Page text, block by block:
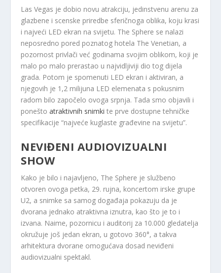
Las Vegas je dobio novu atrakciju, jedinstvenu arenu za
glazbene i scenske priredbe sferičnoga oblika, koju krasi
i najveći LED ekran na svijetu. The Sphere se nalazi
neposredno pored poznatog hotela The Venetian, a
pozornost privlači već godinama svojim oblikom, koji je
malo po malo prerastao u najvidljiviji dio tog dijela
grada. Potom je spomenuti LED ekran i aktiviran, a
njegovih je 1,2 milijuna LED elemenata s pokusnim
radom bilo započelo ovoga srpnja. Tada smo objavili i
poneštoatraktivnih snimki te prve dostupne tehničke
specifikacije “najveće kuglaste građevine na svijetu”.
NEVIĐENI AUDIOVIZUALNI
SHOW
Kako je bilo i najavljeno, The Sphere je službeno
otvoren ovoga petka, 29. rujna, koncertom irske grupe
U2, a snimke sa samog događaja pokazuju da je
dvorana jednako atraktivna iznutra, kao što je to i
izvana. Naime, pozornicu i auditorij za 10.000 gledatelja
okružuje još jedan ekran, u gotovo 360°, a takva
arhitektura dvorane omogućava dosad neviđeni
audiovizualni spektakl.